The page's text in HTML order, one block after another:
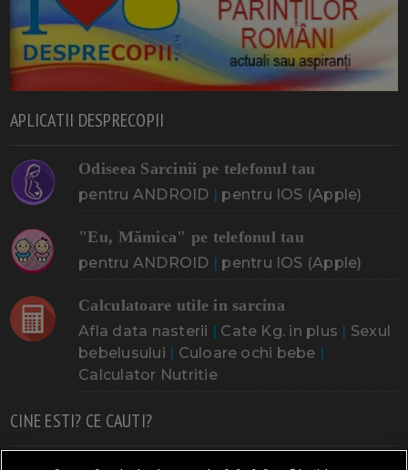
APLICATII DESPRECOPII
Odiseea Sarcinii pe telefonul tau
pentru ANDROID pentru IOS (Apple)
"Eu, Mămica" pe telefonul tau
pentru ANDROID pentru IOS (Apple)
Calculatoare utile in sarcina
Afla data nasterii Cate Kg. in plus
Sexul
bebelusului
Culoare ochi bebe
Calculator Nutritie
CINE ESTI? CE CAUTI?